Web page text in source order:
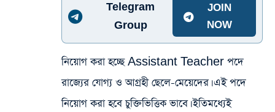
Telegram
Group
JOIN
NOW
নিয়োগ করা হচ্ছে Assistant Teacher পদে
রাজ্যের যোগ্য ও আগ্রহী ছেলে-মেয়েদের। এই পদে
নিয়োগ করা হবে চুক্তিভিত্তিক ভাবে। ইতিমধ্যেই